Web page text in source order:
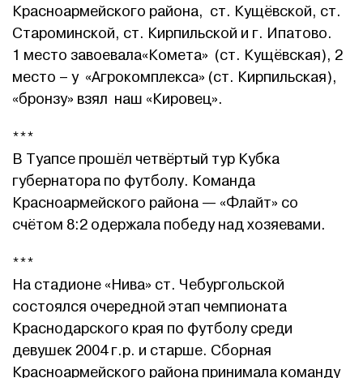
Красноармейского района, ст. Кущёвской, ст.
Староминской, ст. Кирпильской и г. Ипатово.
1 место завоевала«Комета» (ст. Кущёвская), 2
место – у «Агрокомплекса» (ст. Кирпильская),
«бронзу» взял наш «Кировец».
***
В Туапсе прошёл четвёртый тур Кубка
губернатора по футболу. Команда
Красноармейского района — «Флайт» со
счётом 8:2 одержала победу над хозяевами.
***
На стадионе «Нива» ст. Чебургольской
состоялся очередной этап чемпионата
Краснодарского края по футболу среди
девушек 2004 г.р. и старше. Сборная
Красноармейского района принимала команду